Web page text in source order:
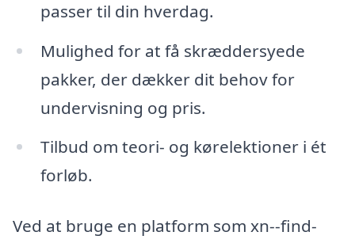
passer til din hverdag.
Mulighed for at få skræddersyede
pakker, der dækker dit behov for
undervisning og pris.
Tilbud om teori- og kørelektioner i ét
forløb.
Ved at bruge en platform som xn--find-